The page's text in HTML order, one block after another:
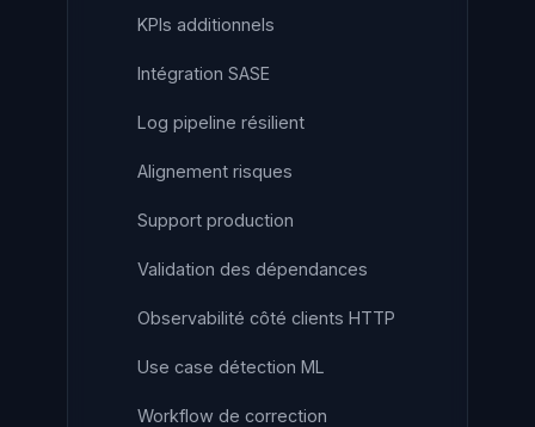
KPIs additionnels
Intégration SASE
Log pipeline résilient
Alignement risques
Support production
Validation des dépendances
Observabilité côté clients HTTP
Use case détection ML
Workflow de correction